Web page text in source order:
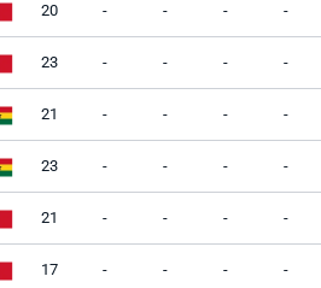
20 - - - -
23 - - - -
21 - - - -
23 - - - -
21 - - - -
17 - - - -